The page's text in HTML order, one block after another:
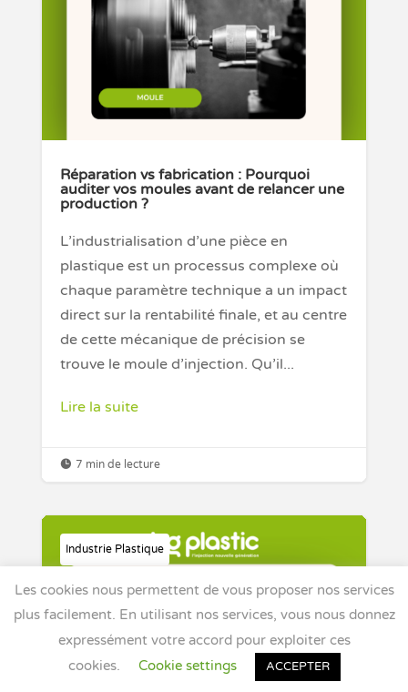
Réparation vs fabrication : Pourquoi
auditer vos moules avant de relancer une
production ?
L’industrialisation d’une pièce en
plastique est un processus complexe où
chaque paramètre technique a un impact
direct sur la rentabilité finale, et au centre
de cette mécanique de précision se
trouve le moule d’injection. Qu’il...
Lire la suite
 7 min de lecture
Industrie Plastique
Les cookies nous permettent de vous proposer nos services
plus facilement. En utilisant nos services, vous nous donnez
expressément votre accord pour exploiter ces
cookies.
Cookie settings ACCEPTER